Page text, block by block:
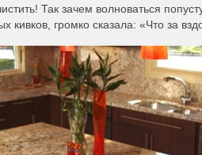
Так зачем волноваться
кивков, громко сказала: «Что за